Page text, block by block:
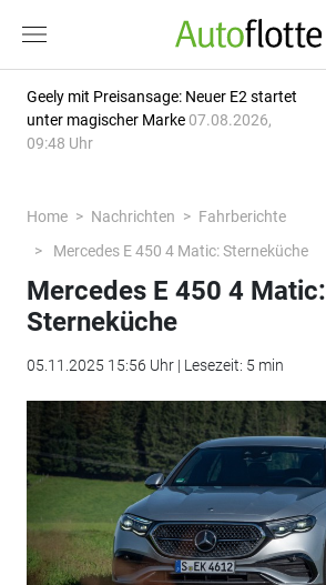
Geely mit Preisansage: Neuer E2 startet
unter magischer Marke 07.08.2026,
09:48 Uhr
Home Nachrichten
Fahrberichte
Mercedes E 450 4 Matic: Sterneküche
Mercedes E 450 4 Matic:
Sterneküche
05.11.2025 15:56 Uhr | Lesezeit: 5 min